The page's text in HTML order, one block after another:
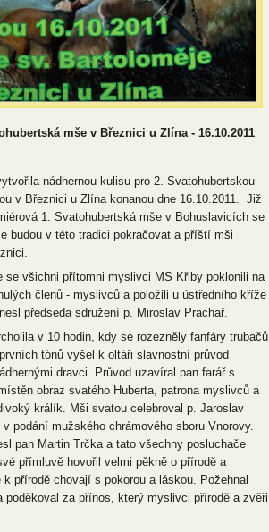
mše v Březnici u Zlína - 16.10.2011
nádhernou kulisu pro 2. Svatohubertskou
v Březnici u Zlína konanou dne 16.10.2011. Již
1. Svatohubertská mše v Bohuslavicích se
budou v této tradici pokračovat a příští mši
všichni přítomni myslivci MS Křiby poklonili na
členů - myslivců a položili u ústředního kříže
předseda sdružení p. Miroslav Prachař.
v 10 hodin, kdy se rozezněly fanfáry trubačů
tónů vyšel k oltáři slavnostní průvod
dravci. Průvod uzavíral pan farář s
obraz svatého Huberta, patrona myslivců a
králík. Mši svatou celebroval p. Jaroslav
podání mužského chrámového sboru Vnorovy.
pan Martin Trčka a tato všechny posluchače
přímluvě hovořil velmi pěkně o přírodě a
přírodě chovají s pokorou a láskou. Požehnal
za přínos, který myslivci přírodě a zvěři